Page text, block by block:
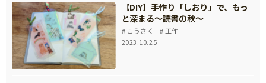
【DIY】手作り「しおり」で、もっ
と深まる～読書の秋～
こうさく
工作
2023.10.25